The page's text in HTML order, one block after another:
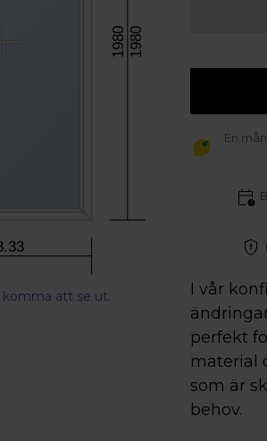
1980
1980
att se ut.
En
Betala direkt, senare eller dela upp
I vår
perfekt
material
som är
behov.